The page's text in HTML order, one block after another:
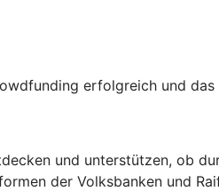
erfolgreich und
und unterstützen, ob
der Volksbanken und